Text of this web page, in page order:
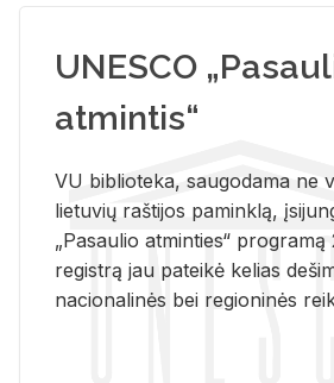
UNESCO
atmintis“
VU biblioteka, saugodama ne
lietuvių raštijos paminklą,
„Pasaulio atminties“
registrą jau pateikė kelias
nacionalinės bei regioninės